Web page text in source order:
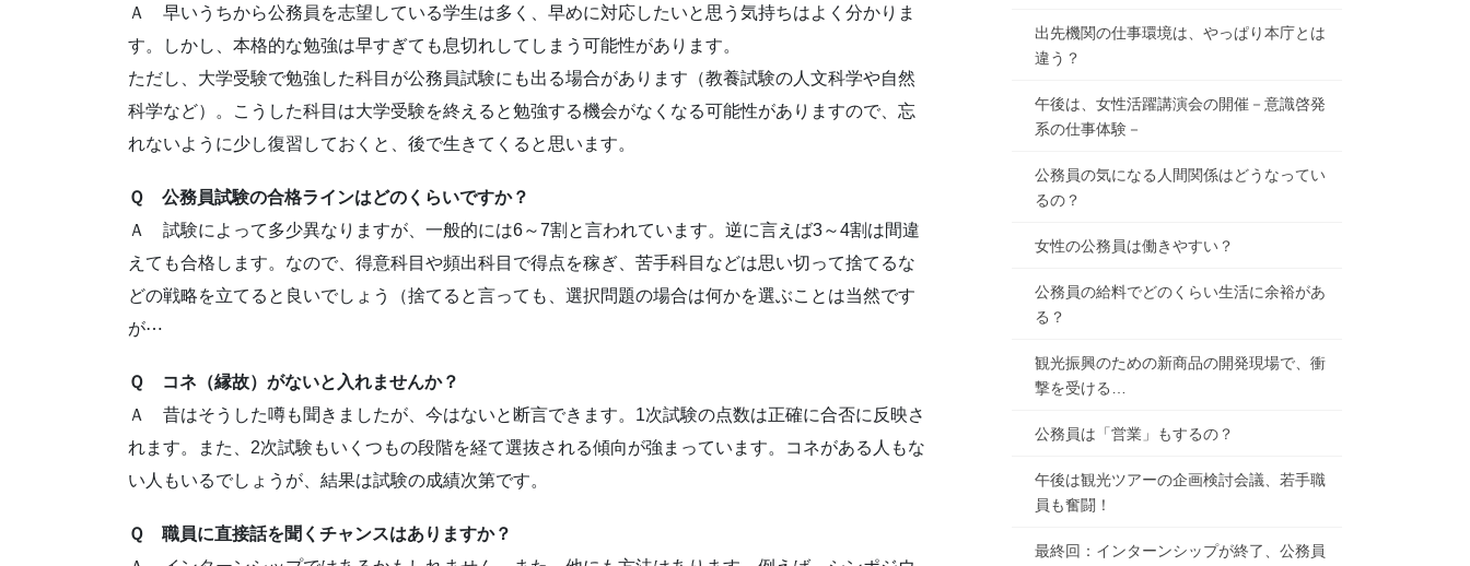
Ａ 早いうちから公務員を志望している学生は多く、早めに対応したいと思う気持ちはよく分かりま
す。しかし、本格的な勉強は早すぎても息切れしてしまう可能性があります。
ただし、大学受験で勉強した科目が公務員試験にも出る場合があります（教養試験の人文科学や自然
科学など）。こうした科目は大学受験を終えると勉強する機会がなくなる可能性がありますので、忘
れないように少し復習しておくと、後で生きてくると思います。
Ｑ 公務員試験の合格ラインはどのくらいですか？
Ａ 試験によって多少異なりますが、一般的には6～7割と言われています。逆に言えば3～4割は間違
えても合格します。なので、得意科目や頻出科目で得点を稼ぎ、苦手科目などは思い切って捨てるな
どの戦略を立てると良いでしょう（捨てると言っても、選択問題の場合は何かを選ぶことは当然です
が⋯
Ｑ コネ（縁故）がないと入れませんか？
Ａ 昔はそうした噂も聞きましたが、今はないと断言できます。1次試験の点数は正確に合否に反映さ
れます。また、2次試験もいくつもの段階を経て選抜される傾向が強まっています。コネがある人もな
い人もいるでしょうが、結果は試験の成績次第です。
Ｑ 職員に直接話を聞くチャンスはありますか？
出先機関の仕事環境は、やっぱり本庁とは
違う？
午後は、女性活躍講演会の開催－意識啓発
系の仕事体験－
公務員の気になる人間関係はどうなってい
るの？
女性の公務員は働きやすい？
公務員の給料でどのくらい生活に余裕があ
る？
観光振興のための新商品の開発現場で、衝
撃を受ける…
公務員は「営業」もするの？
午後は観光ツアーの企画検討会議、若手職
員も奮闘！
最終回：インターンシップが終了、公務員